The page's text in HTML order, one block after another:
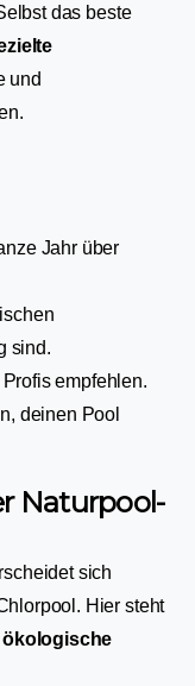
das beste
und
Jahr über
sind.
empfehlen.
deinen Pool
Naturpool-
sich
Hier steht
ökologische